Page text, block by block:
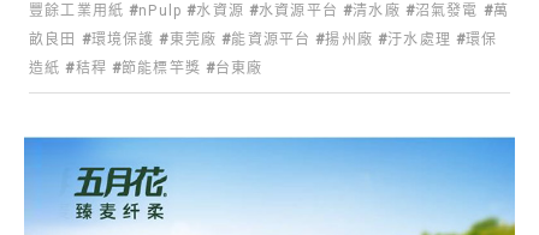
豐餘工業用紙
nPulp 水資源 水資源平台 清水廠 沼氣發電
萬
畝良田
環境保護 東莞廠 能資源平台 揚州廠 汙水處理
環保
造紙
秸稈 節能標竿獎 台東廠